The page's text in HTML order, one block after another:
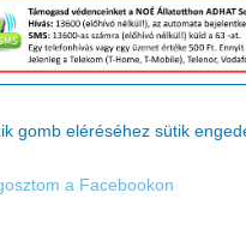
gomb eléréséhez sütik
a Facebookon